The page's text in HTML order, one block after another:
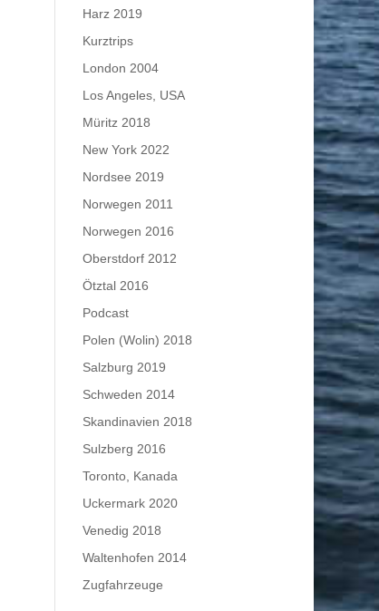
Harz 2019
Kurztrips
London 2004
Los Angeles, USA
Müritz 2018
New York 2022
Nordsee 2019
Norwegen 2011
Norwegen 2016
Oberstdorf 2012
Ötztal 2016
Podcast
Polen (Wolin) 2018
Salzburg 2019
Schweden 2014
Skandinavien 2018
Sulzberg 2016
Toronto, Kanada
Uckermark 2020
Venedig 2018
Waltenhofen 2014
Zugfahrzeuge